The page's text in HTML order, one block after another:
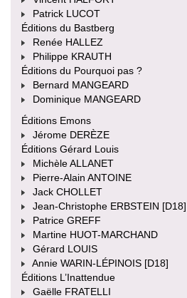
Patrick LUCOT
Éditions du Bastberg
Renée HALLEZ
Philippe KRAUTH
Éditions du Pourquoi pas ?
Bernard MANGEARD
Dominique MANGEARD
Éditions Emons
Jérome DERÈZE
Éditions Gérard Louis
Michèle ALLANET
Pierre-Alain ANTOINE
Jack CHOLLET
Jean-Christophe ERBSTEIN [D18]
Patrice GREFF
Martine HUOT-MARCHAND
Gérard LOUIS
Annie WARIN-LÉPINOIS [D18]
Éditions L’Inattendue
Gaëlle FRATELLI